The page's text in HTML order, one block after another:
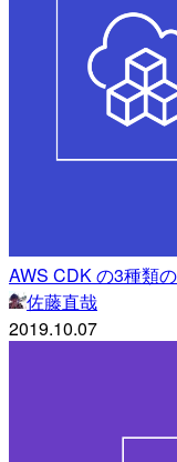
AWS CDK の3種類
佐藤直哉
2019.10.07